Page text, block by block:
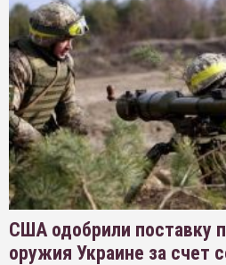
США одобрили поставку
оружия Украине за счет